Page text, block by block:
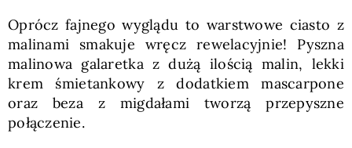
Oprócz fajnego wyglądu to warstwowe ciasto z
malinami smakuje wręcz rewelacyjnie! Pyszna
malinowa galaretka z dużą ilością malin, lekki
krem śmietankowy z dodatkiem mascarpone
oraz beza z migdałami tworzą przepyszne
połączenie.